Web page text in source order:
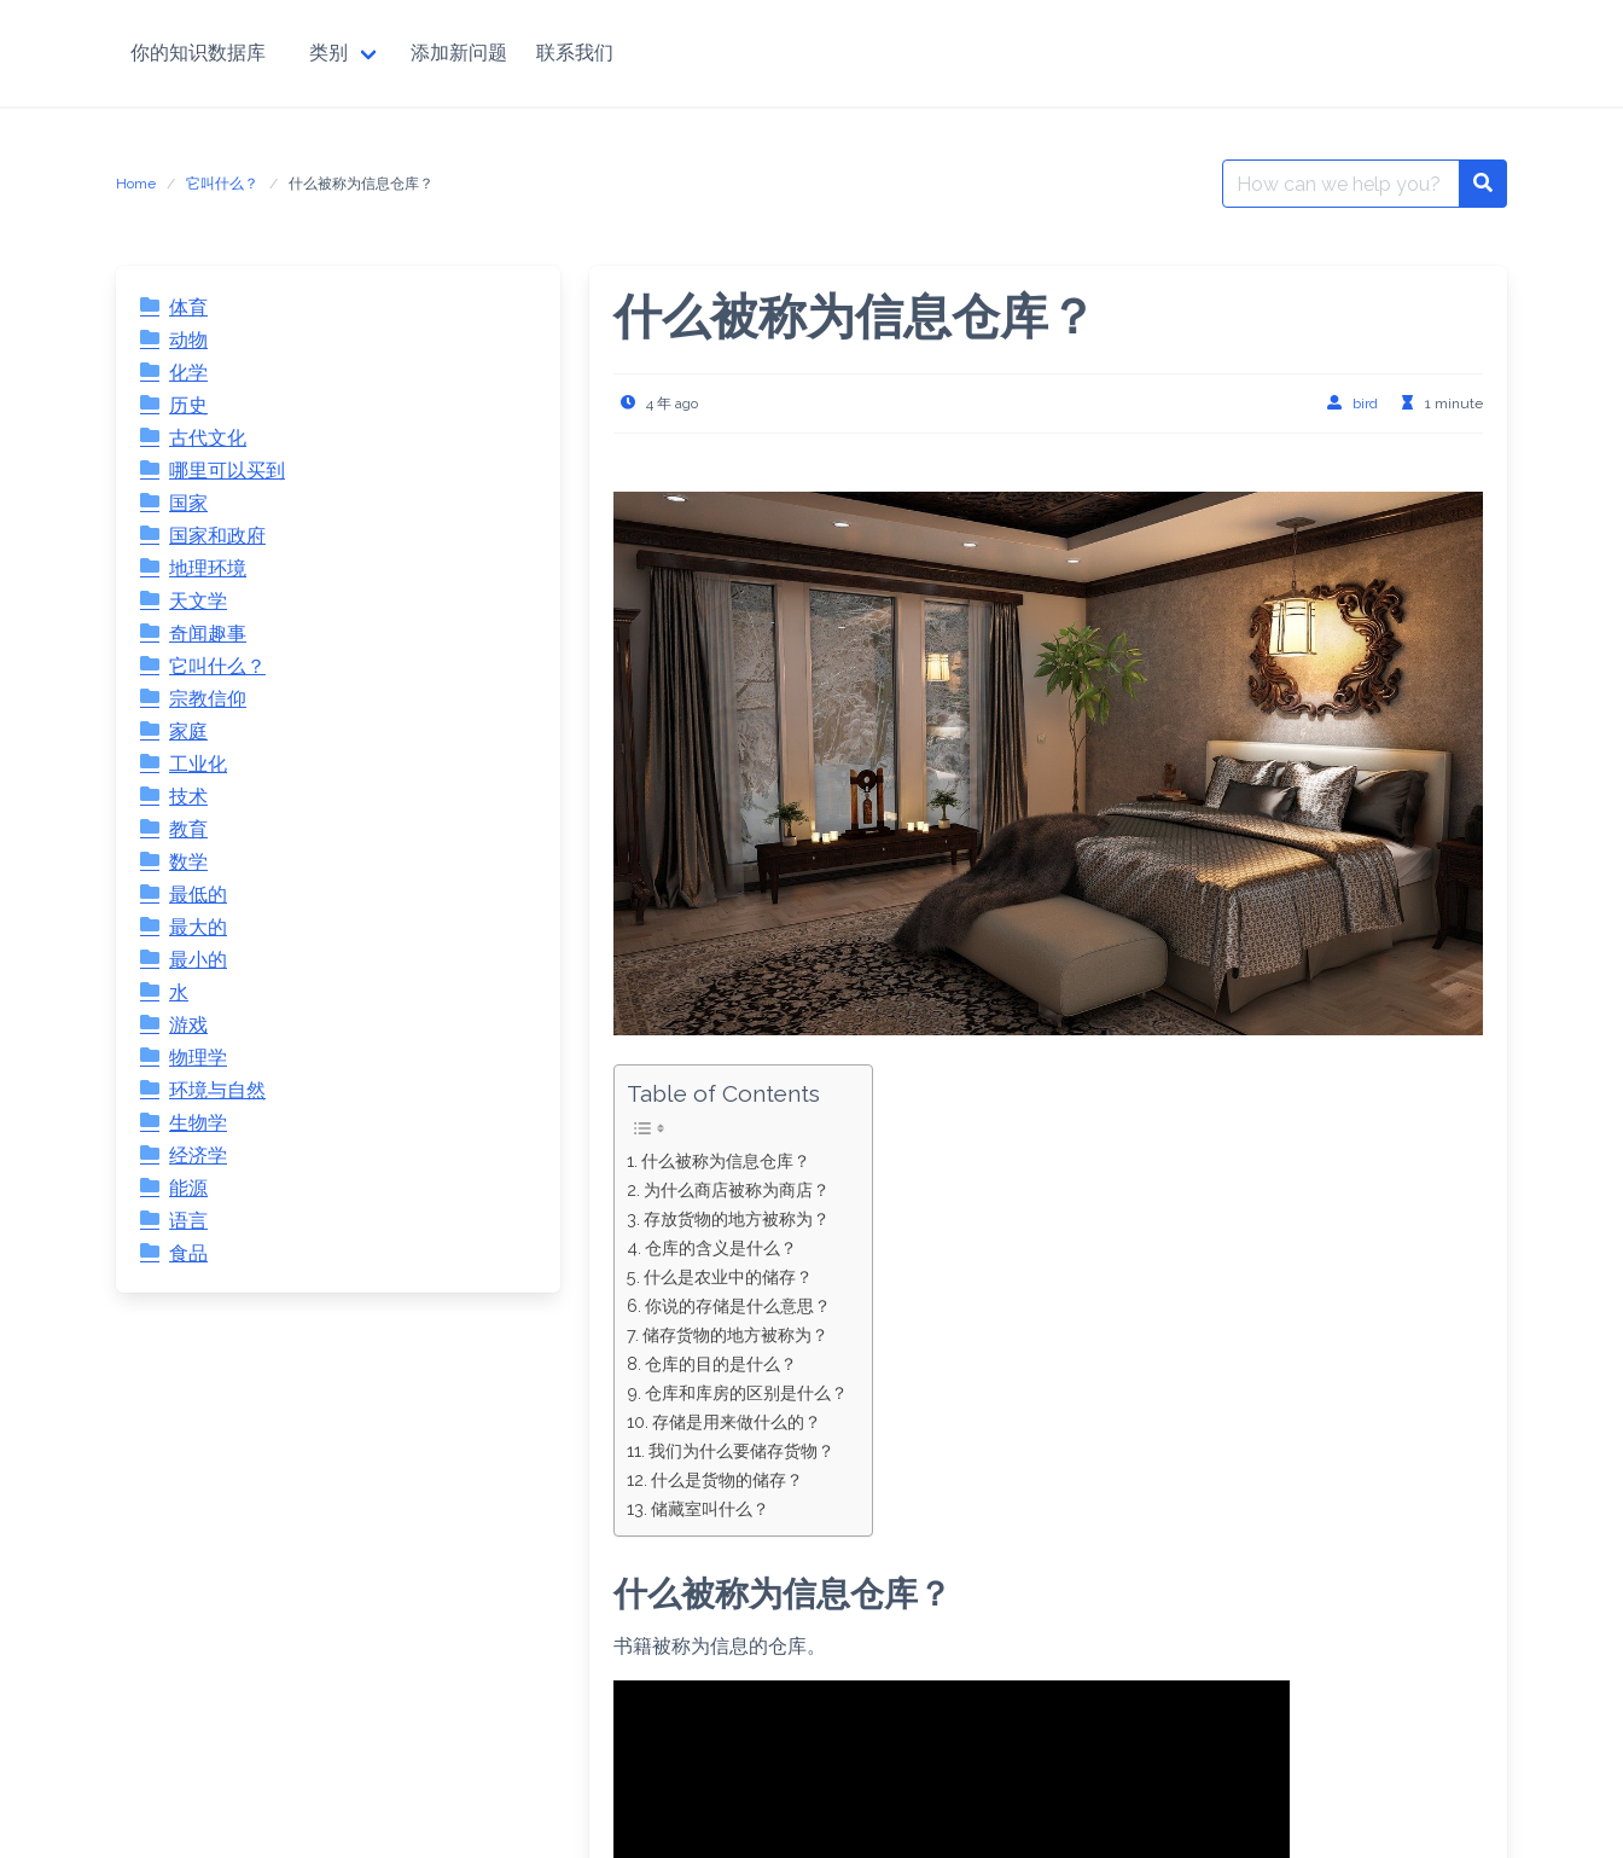
你的知识数据库 类别 添加新问题 联系我们
Home 它叫什么？ 什么被称为信息仓库？
Search
for:
Search
体育
动物
化学
历史
古代文化
哪里可以买到
国家
国家和政府
地理环境
天文学
奇闻趣事
它叫什么？
宗教信仰
家庭
工业化
技术
教育
数学
最低的
最大的
最小的
水
游戏
物理学
环境与自然
生物学
经济学
能源
语言
食品
什么被称为信息仓库？
4 年 ago bird 1 minute
Table of Contents
什么被称为信息仓库？
为什么商店被称为商店？
存放货物的地方被称为？
仓库的含义是什么？
什么是农业中的储存？
你说的存储是什么意思？
储存货物的地方被称为？
仓库的目的是什么？
仓库和库房的区别是什么？
存储是用来做什么的？
我们为什么要储存货物？
什么是货物的储存？
储藏室叫什么？
什么被称为信息仓库？
书籍被称为信息的仓库。